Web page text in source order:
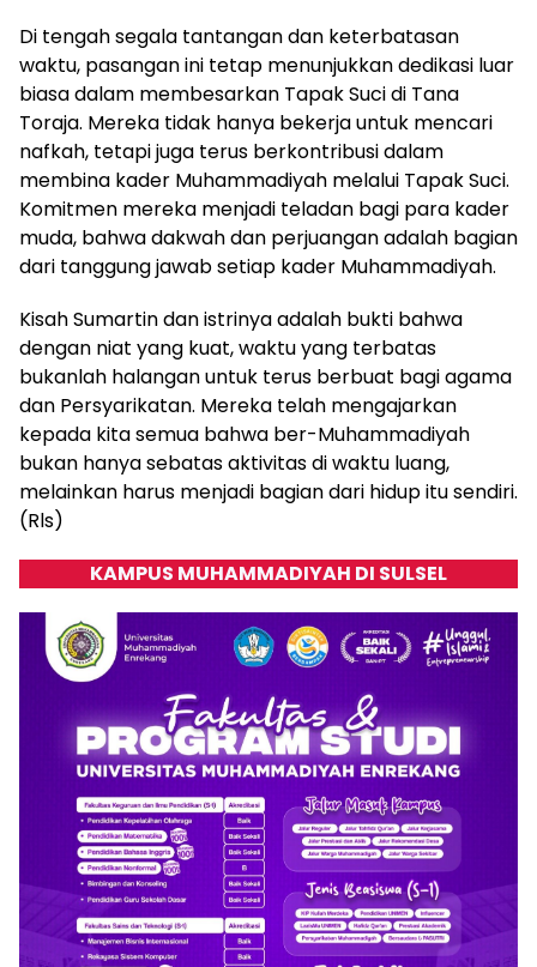
Di tengah segala tantangan dan keterbatasan
waktu, pasangan ini tetap menunjukkan dedikasi luar
biasa dalam membesarkan Tapak Suci di Tana
Toraja. Mereka tidak hanya bekerja untuk mencari
nafkah, tetapi juga terus berkontribusi dalam
membina kader Muhammadiyah melalui Tapak Suci.
Komitmen mereka menjadi teladan bagi para kader
muda, bahwa dakwah dan perjuangan adalah bagian
dari tanggung jawab setiap kader Muhammadiyah.
Kisah Sumartin dan istrinya adalah bukti bahwa
dengan niat yang kuat, waktu yang terbatas
bukanlah halangan untuk terus berbuat bagi agama
dan Persyarikatan. Mereka telah mengajarkan
kepada kita semua bahwa ber-Muhammadiyah
bukan hanya sebatas aktivitas di waktu luang,
melainkan harus menjadi bagian dari hidup itu sendiri.
(Rls)
KAMPUS MUHAMMADIYAH DI SULSEL